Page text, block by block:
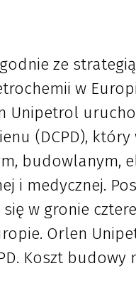
ze
w
Unipetrol
(DCPD),
budowlanym,
i medycznej.
się w gronie
Orlen
Koszt budowy